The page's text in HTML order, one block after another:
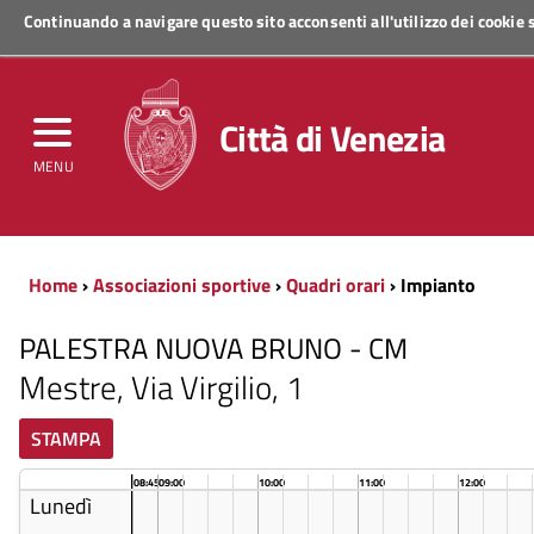
Continuando a navigare questo sito acconsenti all'utilizzo dei
MENU
Regione Veneto
Città di Venezia
Home›Associazioni sportive›Quadri orari› Impianto
PALESTRA NUOVA BRUNO - CM
Mestre, Via Virgilio, 1
STAMPA
08:4509:00 10:00 11:00 12:00
Lunedì